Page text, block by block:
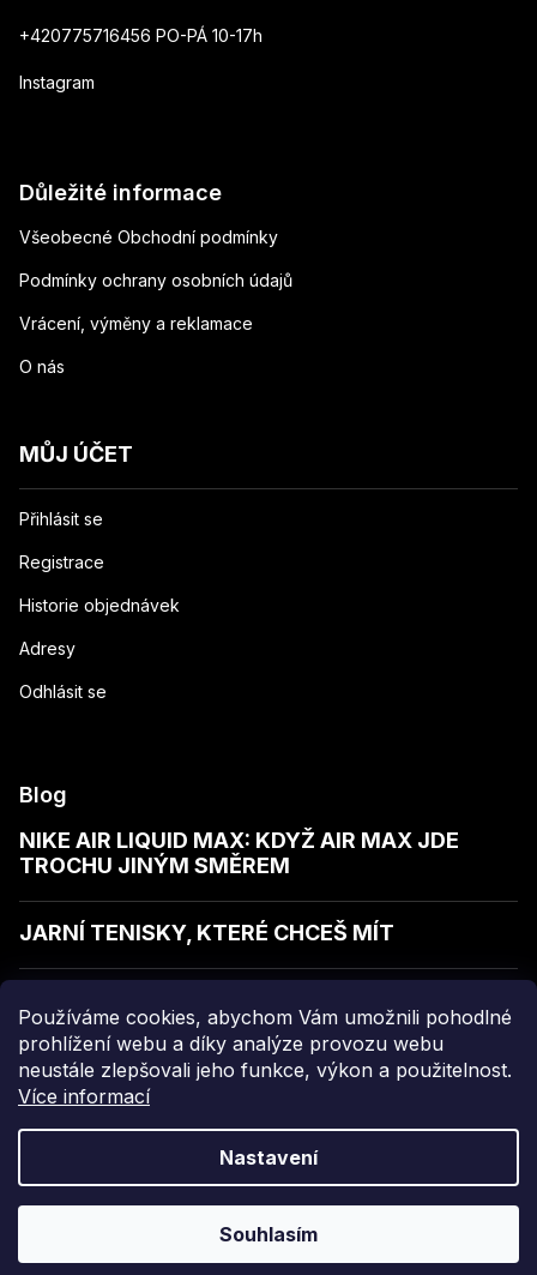
Používáme cookies, abychom Vám umožnili pohodlné
prohlížení webu a díky analýze provozu webu
neustále zlepšovali jeho funkce, výkon a použitelnost.
Více informací
Nastavení
Souhlasím
+420775716456 PO-PÁ 10-17h
Instagram
Důležité informace
Všeobecné Obchodní podmínky
Podmínky ochrany osobních údajů
Vrácení, výměny a reklamace
O nás
MŮJ ÚČET
Přihlásit se
Registrace
Historie objednávek
Adresy
Odhlásit se
Blog
NIKE AIR LIQUID MAX: KDYŽ AIR MAX JDE
TROCHU JINÝM SMĚREM
JARNÍ TENISKY, KTERÉ CHCEŠ MÍT
Vytvořil Shoptet Premium
Grafický návrh vytvořil a nakódoval